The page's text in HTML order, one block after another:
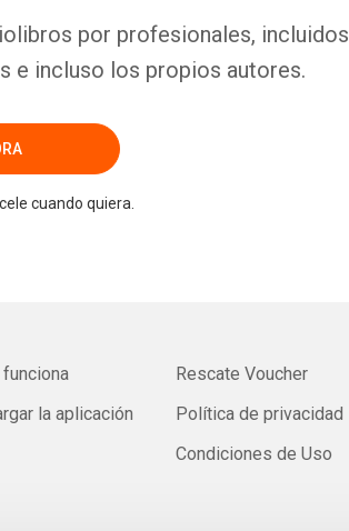
por profesionales, incluidos
e incluso los propios autores.
cuando quiera.
la aplicación
Rescate Voucher
Política de privacidad
Condiciones de Uso